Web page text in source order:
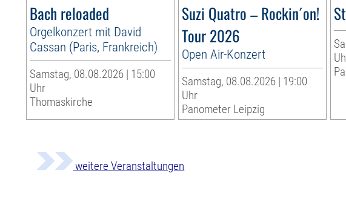
Bach reloaded
Orgelkonzert mit David
Cassan (Paris, Frankreich)
Samstag, 08.08.2026 | 15:00
Uhr
Thomaskirche
Suzi Quatro – Rockin´on!
Tour 2026
Open Air-Konzert
Samstag, 08.08.2026 | 19:00
Uhr
Panometer Leipzig
weitere Veranstaltungen